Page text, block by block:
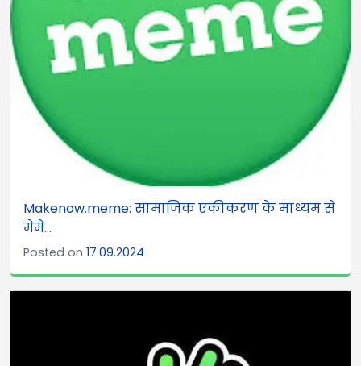
Makenow.meme: सामाजिक एकीकरण के माध्यम से
मेमे...
Posted on 17.09.2024